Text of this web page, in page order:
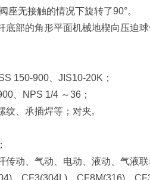
座无接触的情况下旋转了90°。
部的角形平面机械地楔向压迫
150-900、JIS10-20K；
、NPS 1/4 ～36；
纹、承插焊等；对夹,
传动、气动、电动、液动、气液联
、CF3(304L)、CF8M(316)、